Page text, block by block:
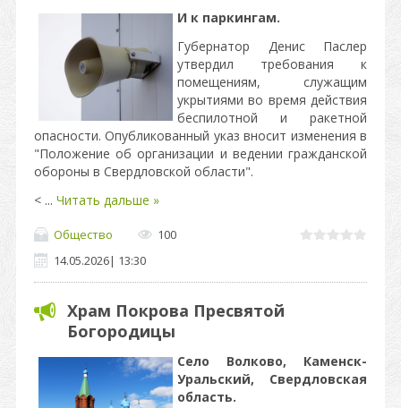
И к паркингам.
Губернатор Денис Паслер
утвердил требования к
помещениям, служащим
укрытиями во время действия
беспилотной и ракетной
опасности. Опубликованный указ вносит изменения в
"Положение об организации и ведении гражданской
обороны в Свердловской области".
< ... Читать дальше »
Общество
100
14.05.2026| 13:30
Храм Покрова Пресвятой
Богородицы
Село Волково, Каменск-
Уральский, Свердловская
область.